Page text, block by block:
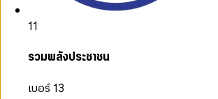
11
รวมพลังประชาชน
เบอร์ 13